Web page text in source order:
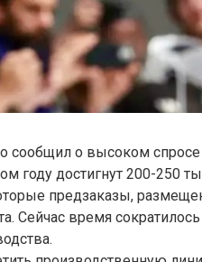
сообщил о высоком спросе
году достигнут 200-250
предзаказы,
Сейчас время